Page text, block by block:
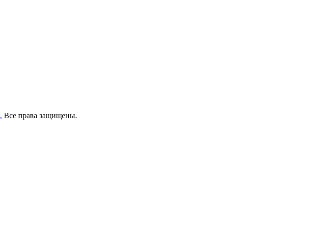
. Все права защищены.